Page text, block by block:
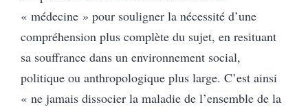
« médecine » pour souligner la nécessité d’une
compréhension plus complète du sujet, en resituant
sa souffrance dans un environnement social,
politique ou anthropologique plus large. C’est ainsi
« ne jamais dissocier la maladie de l’ensemble de la